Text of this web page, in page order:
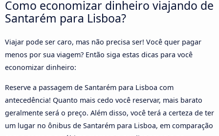
Como economizar dinheiro viajando de
Santarém para Lisboa?
Viajar pode ser caro, mas não precisa ser! Você quer pagar
menos por sua viagem? Então siga estas dicas para você
economizar dinheiro:
Reserve a passagem de Santarém para Lisboa com
antecedência! Quanto mais cedo você reservar, mais barato
geralmente será o preço. Além disso, você terá a certeza de ter
um lugar no ônibus de Santarém para Lisboa, em comparação